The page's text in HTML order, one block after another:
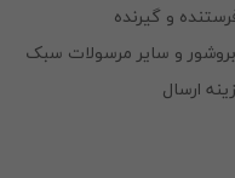
و گیرنده
بروشور و سایر مرسولات سبک
ارسال